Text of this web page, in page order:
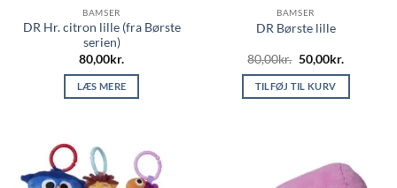
BAMSER
DR Hr. citron lille (fra Børste
serien)
80,00kr.
LÆS MERE
BAMSER
DR Børste lille
80,00kr. Den
oprindelige
pris
var:
80,00kr..
50,00kr.
pris
50,00kr..
TILFØJ TIL KURV